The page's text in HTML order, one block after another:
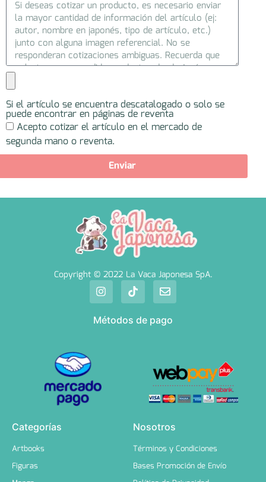
Si el artículo se encuentra descatalogado o solo se
puede encontrar en páginas de reventa
Acepto cotizar el artículo en el mercado de
segunda mano o reventa.
Enviar
Copyright © 2022 La Vaca Japonesa SpA.
Métodos de pago
Categorías
Artbooks
Figuras
Nosotros
Términos y Condiciones
Bases Promoción de Envío